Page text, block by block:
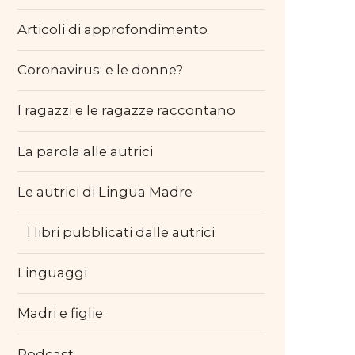
Articoli di approfondimento
Coronavirus: e le donne?
I ragazzi e le ragazze raccontano
La parola alle autrici
Le autrici di Lingua Madre
I libri pubblicati dalle autrici
Linguaggi
Madri e figlie